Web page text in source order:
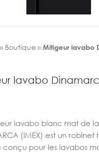
» Boutique » Mitigeur lavabo
lavabo
lavabo blanc mat de
(IMEX) est un robinet
pour les lavabos